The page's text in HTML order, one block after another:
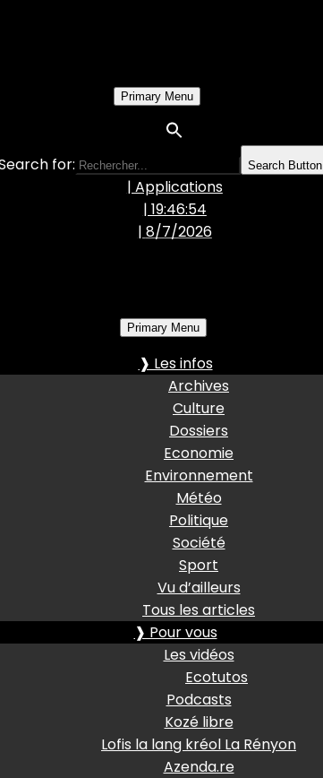
Primary Menu
for: Search Button
| Applications
| 19:46:55
| 8/7/2026
Primary Menu
❱ Les infos
Archives
Culture
Dossiers
Economie
Environnement
Météo
Politique
Société
Sport
Vu d’ailleurs
Tous les articles
❱ Pour vous
Les vidéos
Ecotutos
Podcasts
Kozé libre
Lofis la lang kréol La Rényon
Azenda.re